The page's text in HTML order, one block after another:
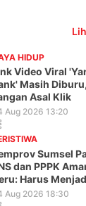
HIDUP
Video Viral
Masih
Asal Klik
Aug 2026 13:20
Sumsel
dan PPPK
Harus
Aug 2026 18:30